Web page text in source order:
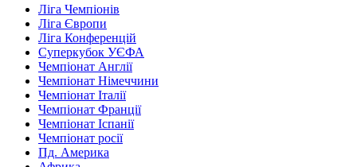
Ліга Чемпіонів
Ліга Європи
Ліга Конференцій
Суперкубок УЄФА
Чемпіонат Англії
Чемпіонат Німеччини
Чемпіонат Італії
Чемпіонат Франції
Чемпіонат Іспанії
Чемпіонат росії
Пд. Америка